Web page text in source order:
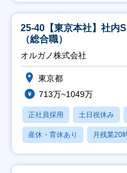
25-40【東京本社】社内
（総合職）
オルガノ株式会社
東京都
713万~1049万
正社員採用 土日祝休み
産休・育休あり 月残業20